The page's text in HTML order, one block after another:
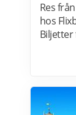
Res
hos
gäller
som